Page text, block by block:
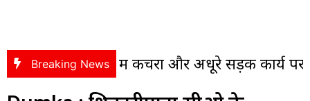
Breaking News
में कचरा और अधूरे सड़क कार्य पर भड़के पंसस,